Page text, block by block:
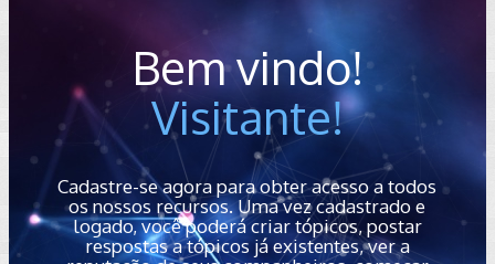
Bem vindo!
Visitante!
Cadastre-se agora para obter acesso a todos
os nossos recursos. Uma vez cadastrado e
logado, você poderá criar tópicos, postar
respostas a tópicos já existentes, ver a